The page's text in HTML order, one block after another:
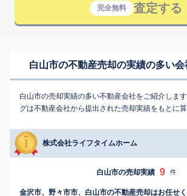
完全無料 査定する
白山市の不動産売却の実績の多い
白山市の売却実績の多い不動産会社をご紹介しま
グは不動産会社から提出された売却実績をもとに算
株式会社ライフタイムホーム
白山市の売却実績 9 件
金沢市、野々市市、白山市の不動産売却はお任せく